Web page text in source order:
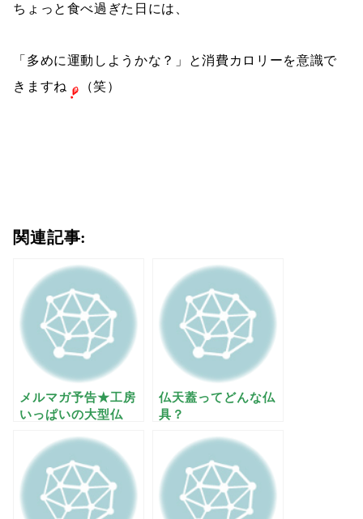
ちょっと食べ過ぎた日には、
「多めに運動しようかな？」と消費カロリーを意識で
きますね
（笑）
関連記事:
メルマガ予告★工房
いっぱいの大型仏
仏天蓋ってどんな仏
具？